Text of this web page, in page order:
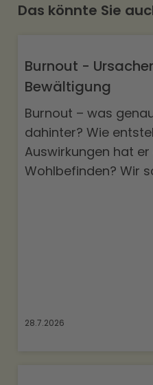
Das könnte Sie
Burnout -
Bewältigung
Burnout – was
dahinter? Wie
Auswirkungen hat
Wohlbefinden? Wir
28.7.2026